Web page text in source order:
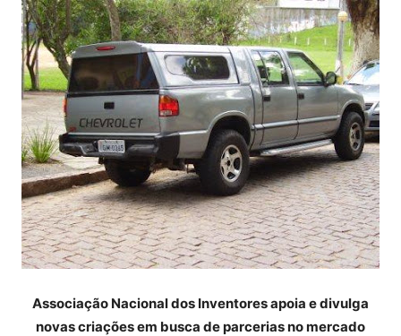
Associação Nacional dos Inventores apoia e divulga
novas criações em busca de parcerias no mercado